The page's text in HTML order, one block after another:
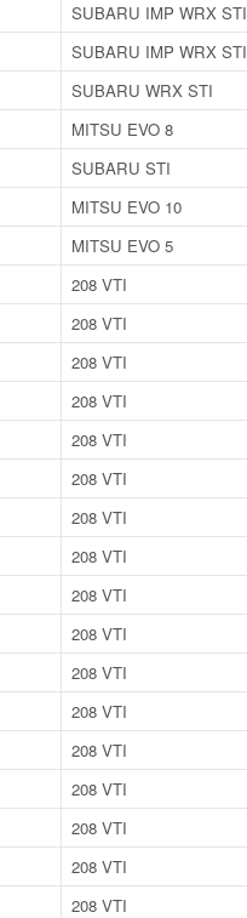
SUBARU IMP WRX STI
SUBARU IMP WRX STI
SUBARU WRX STI
MITSU EVO 8
SUBARU STI
MITSU EVO 10
MITSU EVO 5
208 VTI
208 VTI
208 VTI
208 VTI
208 VTI
208 VTI
208 VTI
208 VTI
208 VTI
208 VTI
208 VTI
208 VTI
208 VTI
208 VTI
208 VTI
208 VTI
208 VTI